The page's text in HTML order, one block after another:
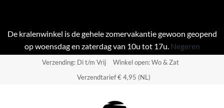
De kralenwinkel is de gehele zomervakantie gewoon geopend
op woensdag en zaterdag van 10u tot 17u. Negeren
Verzending: Di t/m Vrij
Winkel open: Wo & Zat
Verzendtarief € 4,95 (NL)